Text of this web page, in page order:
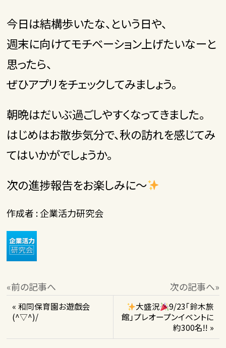
今日は結構歩いたな、という日や、
週末に向けてモチベーション上げたいなーと
思ったら、
ぜひアプリをチェックしてみましょう。
朝晩はだいぶ過ごしやすくなってきました。
はじめはお散歩気分で、秋の訪れを感じてみ
てはいかがでしょうか。
次の進捗報告をお楽しみに～
作成者 : 企業活力研究会
«前の記事へ 次の記事へ»
« 和同保育園お遊戯会
(^▽^)/
大盛況
9/23「鈴木旅
館」プレオープンイベントに
約300名!! »